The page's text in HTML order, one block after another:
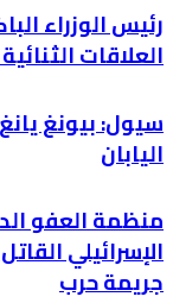
رئيس الوزراء
العلاقات
سيول: بيونغ
اليابان
منظمة العفو
الإسرائيلي
جريمة حرب